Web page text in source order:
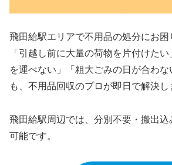
飛田給駅エリアで不用品の処分にお困
「引越し前に大量の荷物を片付けた
を運べない」「粗大ごみの日が合わ
も、不用品回収のプロが即日で解決し
飛田給駅周辺では、分別不要・搬出
可能です。